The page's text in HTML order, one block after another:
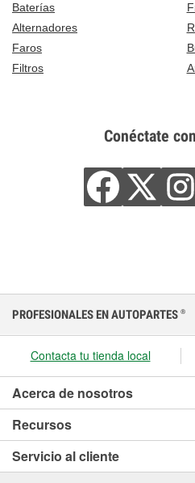
Baterías
Alternadores
Faros
Filtros
Conéctate
PROFESIONALES EN AUTOPARTES ®
Contacta tu tienda local
Acerca de nosotros
Recursos
Servicio al cliente